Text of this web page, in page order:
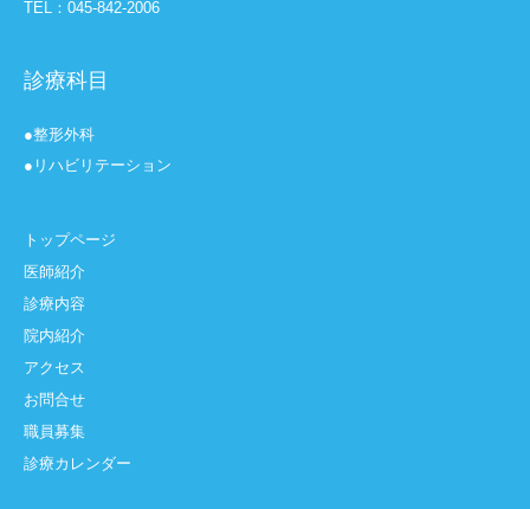
TEL：045-842-2006
診療科目
●整形外科
●リハビリテーション
トップページ
医師紹介
診療内容
院内紹介
アクセス
お問合せ
職員募集
診療カレンダー